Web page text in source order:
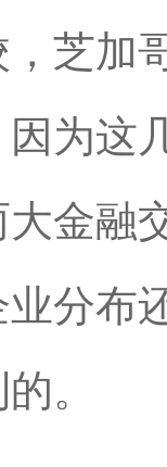
芝加
为这
金融
分布
。